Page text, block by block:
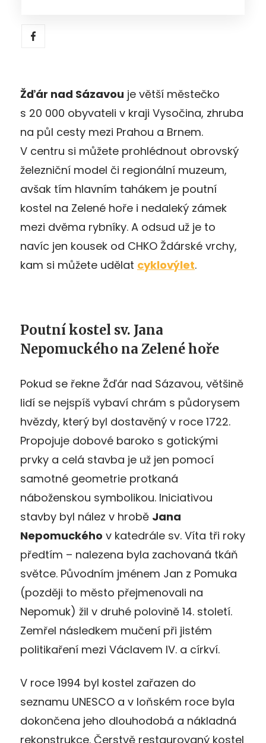
Žďár nad Sázavou je větší městečko
s 20 000 obyvateli v kraji Vysočina, zhruba
na půl cesty mezi Prahou a Brnem.
V centru si můžete prohlédnout obrovský
železniční model či regionální muzeum,
avšak tím hlavním tahákem je poutní
kostel na Zelené hoře i nedaleký zámek
mezi dvěma rybníky. A odsud už je to
navíc jen kousek od CHKO Ždárské vrchy,
kam si můžete udělat cyklovýlet.
Poutní kostel sv. Jana
Nepomuckého na Zelené hoře
Pokud se řekne Žďár nad Sázavou, většině
lidí se nejspíš vybaví chrám s půdorysem
hvězdy, který byl dostavěný v roce 1722.
Propojuje dobové baroko s gotickými
prvky a celá stavba je už jen pomocí
samotné geometrie protkaná
náboženskou symbolikou. Iniciativou
stavby byl nález v hrobě Jana
Nepomuckého v katedrále sv. Víta tři roky
předtím – nalezena byla zachovaná tkáň
světce. Původním jménem Jan z Pomuka
(později to město přejmenovali na
Nepomuk) žil v druhé polovině 14. století.
Zemřel následkem mučení při jistém
politikaření mezi Václavem IV. a církví.
V roce 1994 byl kostel zařazen do
seznamu UNESCO a v loňském roce byla
dokončena jeho dlouhodobá a nákladná
rekonstrukce. Čerstvě restaurovaný kostel